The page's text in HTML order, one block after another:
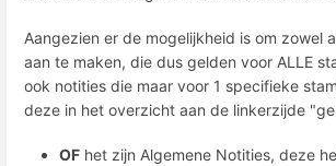
Aangezien er de mogelijkheid is om zowel
aan te maken, die dus gelden voor ALLE
ook notities die maar voor 1 specifieke
deze in het overzicht aan de linkerzijde
OF het zijn Algemene Notities, deze